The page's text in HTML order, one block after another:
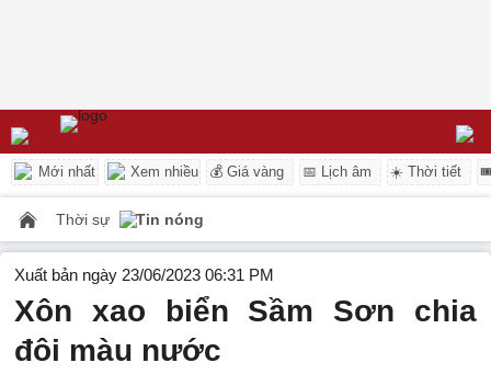
Mới nhất Xem nhiều 💰 Giá vàng 📅 Lịch âm ☀️ Thời tiết
Thời sự Tin nóng
Xuất bản ngày 23/06/2023 06:31 PM
Xôn xao biển Sầm Sơn chia
đôi màu nước